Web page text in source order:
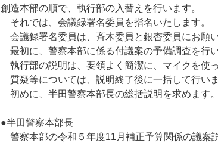
創造本部の順で、執行部の入替えを行います。
それでは、会議録署名委員を指名いたします。
会議録署名委員は、斉木委員と銀杏委員にお願い
最初に、警察本部に係る付議案の予備調査を行い
執行部の説明は、要領よく簡潔に、マイクを使っ
質疑等については、説明終了後に一括して行いま
初めに、半田警察本部長の総括説明を求めます。
●半田警察本部長
警察本部の令和５年度11月補正予算関係の議案